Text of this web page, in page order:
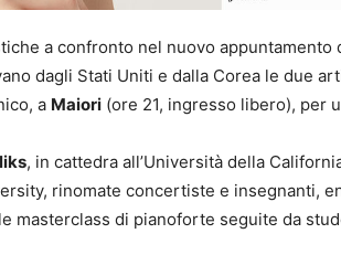
a confronto nel nuovo
dagli Stati Uniti e dalla Corea le due
a Maiori (ore 21, ingresso libero), per
, in cattedra all’Università della
rinomate concertiste e insegnanti,
masterclass di pianoforte seguite da